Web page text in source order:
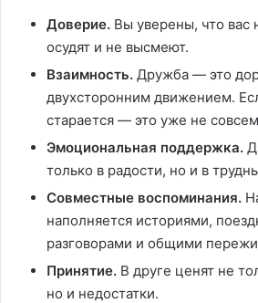
Доверие. Вы уверены, что вас
осудят и не высмеют.
Взаимность. Дружба — это
двухсторонним движением.
старается — это уже не
Эмоциональная поддержка.
только в радости, но и в
Совместные воспоминания.
наполняется историями,
разговорами и общими
Принятие. В друге ценят не
но и недостатки.